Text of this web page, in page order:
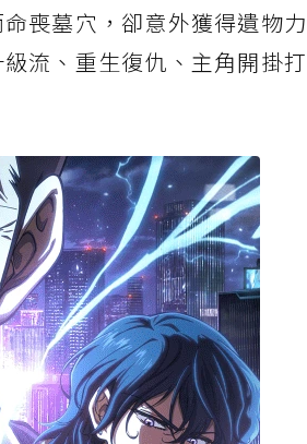
態登場
食、露營車一次滿足
的青春純愛
喪墓穴，卻意外獲得遺物力
流、重生復仇、主角開掛打